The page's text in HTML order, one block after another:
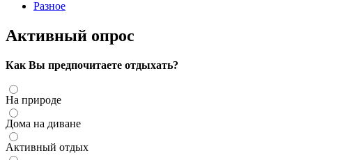
Разное
Активный опрос
Как Вы предпочитаете отдыхать?
На природе
Дома на диване
Активный отдых